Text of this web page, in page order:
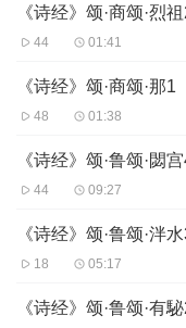
《诗经》颂·商颂·烈
44 01:41
《诗经》颂·商颂·那1
48 01:38
《诗经》颂·鲁颂·閟
44 09:27
《诗经》颂·鲁颂·泮
18 05:17
《诗经》颂·鲁颂·有